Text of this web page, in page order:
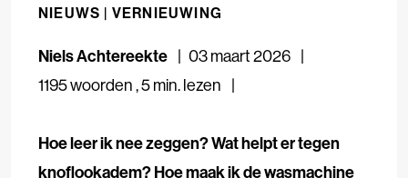
NIEUWS | VERNIEUWING
Niels Achtereekte
03 maart 2026
1195 woorden,5 min. lezen
Hoe leer ik nee zeggen? Wat helpt er tegen
knoflookadem? Hoe maak ik de wasmachine